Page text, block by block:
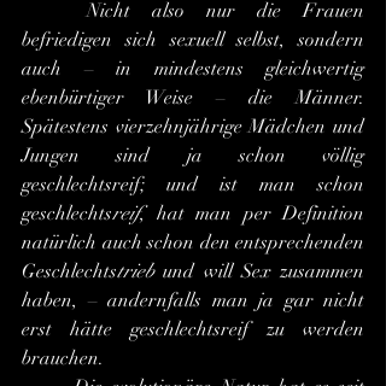
	Nicht also nur die Frauen
befriedigen sich sexuell selbst, sondern
auch – in mindestens gleichwertig
ebenbürtiger Weise – die Männer.
Spätestens vierzehnjährige Mädchen und
Jungen sind ja schon völlig
geschlechtsreif; und ist man schon
geschlechtsreif, hat man per Definition
natürlich auch schon den entsprechenden
Geschlechtstrieb und will Sex zusammen
haben, – andernfalls man ja gar nicht
erst hätte geschlechtsreif zu werden
brauchen.